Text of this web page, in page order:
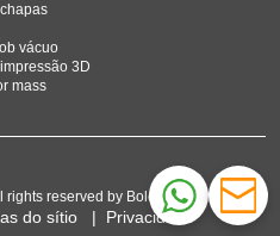
vácuo
3D
mass
reserved by Bole
do sítio | Privacidade